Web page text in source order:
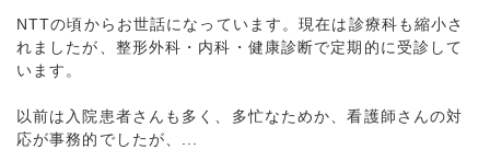
NTTの頃からお世話になっています。現在は診療科も縮小さ
れましたが、整形外科・内科・健康診断で定期的に受診して
います。
以前は入院患者さんも多く、多忙なためか、看護師さんの対
応が事務的でしたが、...